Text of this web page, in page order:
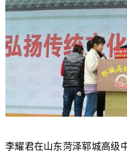
李耀君在山东菏泽郓城高级